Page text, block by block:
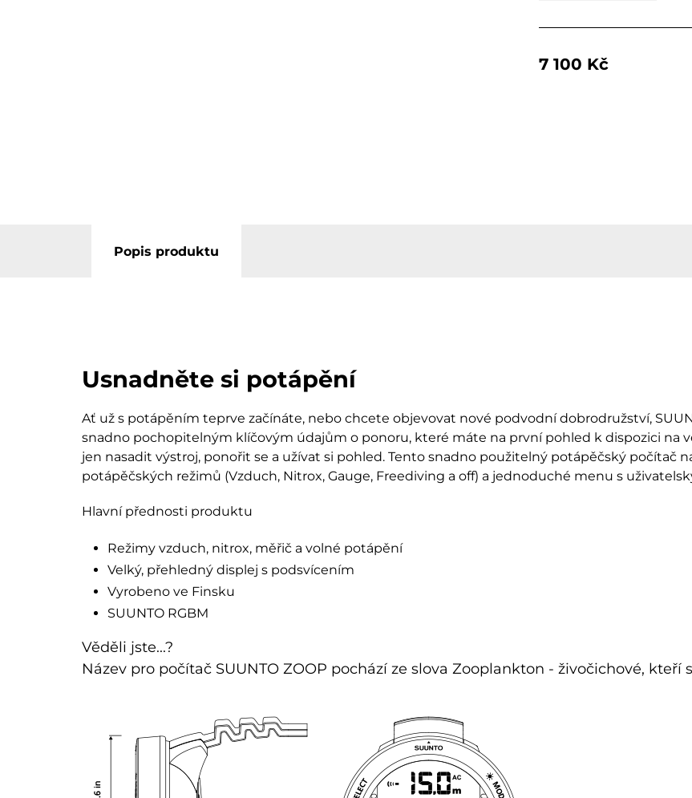
7 100 Kč
Popis produktu
Usnadněte si potápění
Ať už s potápěním teprve začínáte, nebo chcete objevovat nové podvodní dobrodružství,
snadno pochopitelným klíčovým údajům o ponoru, které máte na první pohled k dispozici na
jen nasadit výstroj, ponořit se a užívat si pohled. Tento snadno použitelný potápěčský počítač
potápěčských režimů (Vzduch, Nitrox, Gauge, Freediving a off) a jednoduché menu s
Hlavní přednosti produktu
Režimy vzduch, nitrox, měřič a volné potápění
Velký, přehledný displej s podsvícením
Vyrobeno ve Finsku
SUUNTO RGBM
Věděli jste...?
Název pro počítač SUUNTO ZOOP pochází ze slova Zooplankton - živočichové,